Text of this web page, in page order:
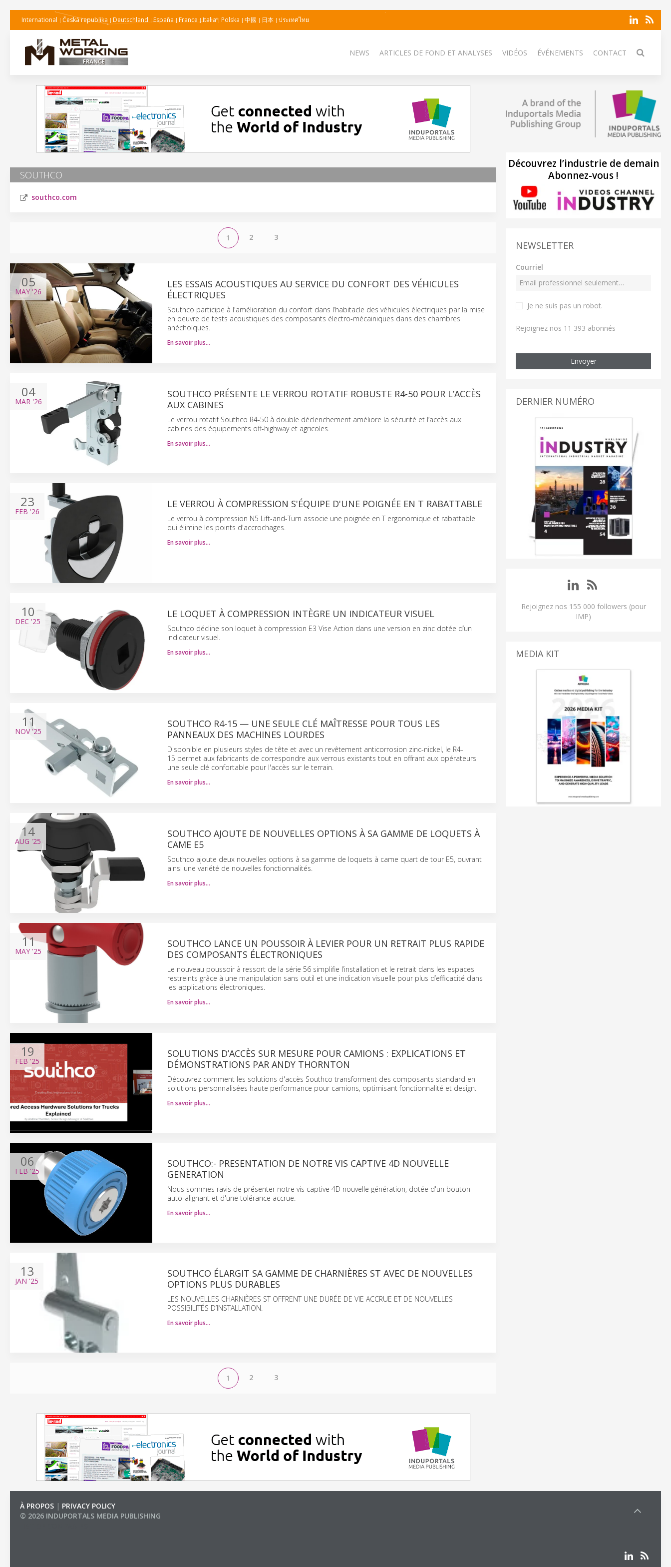
International Česká republika Deutschland España France Italia Polska 中國 日本 ประเทศไทย
NEWS ARTICLES DE FOND ET ANALYSES VIDÉOS ÉVÉNEMENTS CONTACT
SOUTHCO
southco.com
1 2 3
05
MAY '26
LES ESSAIS ACOUSTIQUES AU SERVICE DU CONFORT DES VÉHICULES
ÉLECTRIQUES
Southco participe à l'amélioration du confort dans l’habitacle des véhicules électriques par la mise
en oeuvre de tests acoustiques des composants électro-mécainiques dans des chambres
anéchoïques.
En savoir plus…
04
MAR '26
SOUTHCO PRÉSENTE LE VERROU ROTATIF ROBUSTE R4-50 POUR L’ACCÈS
AUX CABINES
Le verrou rotatif Southco R4-50 à double déclenchement améliore la sécurité et l’accès aux
cabines des équipements off-highway et agricoles.
En savoir plus…
23
FEB '26
LE VERROU À COMPRESSION S'ÉQUIPE D'UNE POIGNÉE EN T RABATTABLE
Le verrou à compression N5 Lift-and-Turn associe une poignée en T ergonomique et rabattable
qui élimine les points d'accrochages.
En savoir plus…
10
DEC '25
LE LOQUET À COMPRESSION INTÈGRE UN INDICATEUR VISUEL
Southco décline son loquet à compression E3 Vise Action dans une version en zinc dotée d’un
indicateur visuel.
En savoir plus…
11
NOV'25
SOUTHCO R4-15 — UNE SEULE CLÉ MAÎTRESSE POUR TOUS LES
PANNEAUX DES MACHINES LOURDES
Disponible en plusieurs styles de tête et avec un revêtement anticorrosion zinc-nickel, le R4-
15 permet aux fabricants de correspondre aux verrous existants tout en offrant aux opérateurs
une seule clé confortable pour l'accès sur le terrain.
En savoir plus…
14
AUG '25
SOUTHCO AJOUTE DE NOUVELLES OPTIONS À SA GAMME DE LOQUETS À
CAME E5
Southco ajoute deux nouvelles options à sa gamme de loquets à came quart de tour E5, ouvrant
ainsi une variété de nouvelles fonctionnalités.
En savoir plus…
11
MAY '25
SOUTHCO LANCE UN POUSSOIR À LEVIER POUR UN RETRAIT PLUS RAPIDE
DES COMPOSANTS ÉLECTRONIQUES
Le nouveau poussoir à ressort de la série 56 simplifie l’installation et le retrait dans les espaces
restreints grâce à une manipulation sans outil et une indication visuelle pour plus d’efficacité dans
les applications électroniques.
En savoir plus…
19
FEB '25
SOLUTIONS D’ACCÈS SUR MESURE POUR CAMIONS : EXPLICATIONS ET
DÉMONSTRATIONS PAR ANDY THORNTON
Découvrez comment les solutions d'accès Southco transforment des composants standard en
solutions personnalisées haute performance pour camions, optimisant fonctionnalité et design.
En savoir plus…
06
FEB '25
SOUTHCO:- PRESENTATION DE NOTRE VIS CAPTIVE 4D NOUVELLE
GENERATION
Nous sommes ravis de présenter notre vis captive 4D nouvelle génération, dotée d'un bouton
auto-alignant et d'une tolérance accrue.
En savoir plus…
13
JAN '25
SOUTHCO ÉLARGIT SA GAMME DE CHARNIÈRES ST AVEC DE NOUVELLES
OPTIONS PLUS DURABLES
LES NOUVELLES CHARNIÈRES ST OFFRENT UNE DURÉE DE VIE ACCRUE ET DE NOUVELLES
POSSIBILITÉS D’INSTALLATION.
En savoir plus…
1 2 3
Découvrez l’industrie de demain
Abonnez-vous !
NEWSLETTER
Courriel
Je ne suis pas un robot.
Rejoignez nos 11 393 abonnés
Envoyer
DERNIER NUMÉRO
Rejoignez nos 155 000 followers (pour
IMP)
MEDIA KIT
À PROPOS | PRIVACY POLICY
© 2026 INDUPORTALS MEDIA PUBLISHING